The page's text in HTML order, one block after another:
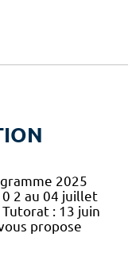
2025
0 2 au 04 juillet
: 13 juin
propose